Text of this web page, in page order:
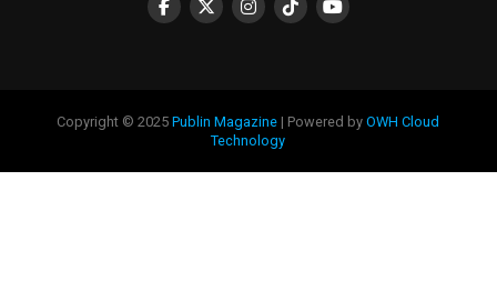
Copyright © 2025Publin Magazine | Powered byOWH Cloud
Technology